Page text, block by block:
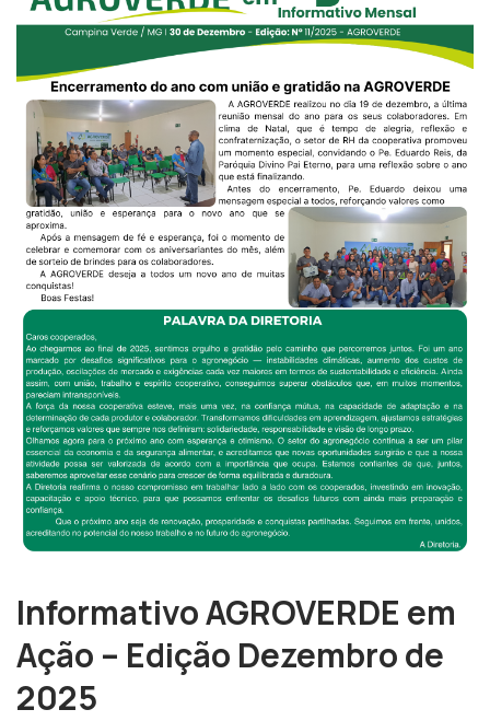
Informativo AGROVERDE em
Ação – Edição Dezembro de
2025